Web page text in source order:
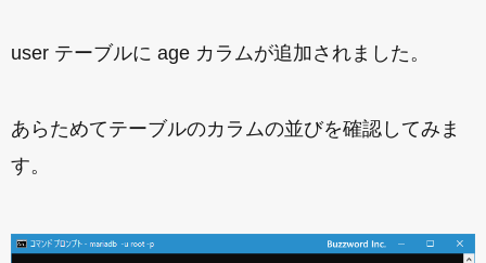
user テーブルに age カラムが追加されました。
あらためてテーブルのカラムの並びを確認してみま
す。